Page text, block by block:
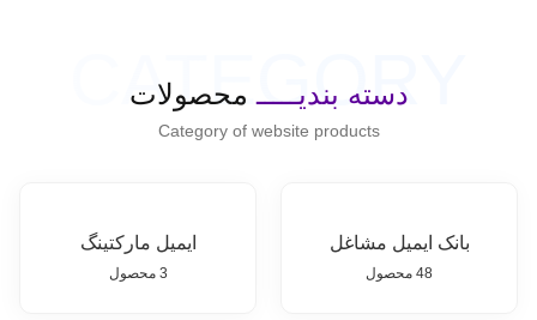
CATEGORY
دسته بندیـــــمحصولات
Category of website products
بانک ایمیل مشاغل ایمیل مارکتینگ